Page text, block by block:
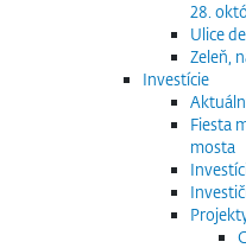
28.
Ulice
Zeleň,
Investície
Fiesta
mosta